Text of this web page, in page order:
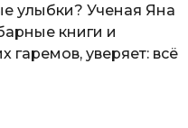
улыбки? Ученая Яна
книги и
гаремов, уверяет: всё